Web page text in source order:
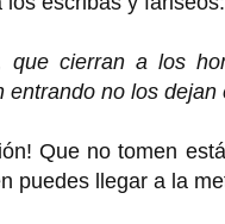
que cierran a los
no los dejan
Que no tomen
puedes llegar a la